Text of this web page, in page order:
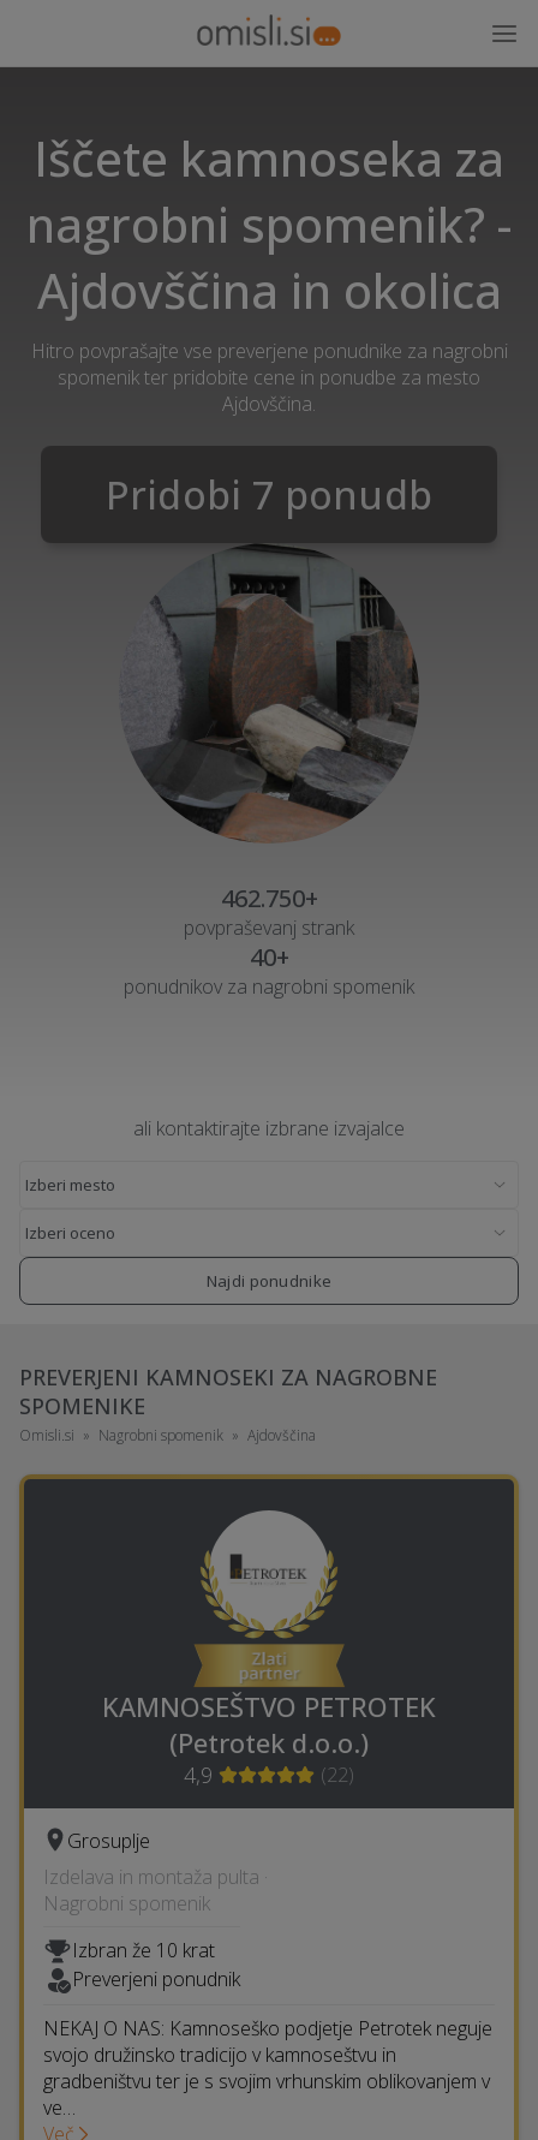
Iščete kamnoseka za
nagrobni spomenik? -
Ajdovščina in okolica
Hitro povprašajte vse preverjene ponudnike za nagrobni
spomenik ter pridobite cene in ponudbe za mesto
Ajdovščina.
Pridobi 7 ponudb
462.750+
povpraševanj strank
40+
ponudnikov za nagrobni spomenik
ali kontaktirajte izbrane izvajalce
Najdi ponudnike
PREVERJENI KAMNOSEKI ZA NAGROBNE
SPOMENIKE
Omisli.si Nagrobni spomenik Ajdovščina
KAMNOSEŠTVO PETROTEK
(Petrotek d.o.o.)
4,9 (22)
Grosuplje
Izdelava in montaža pulta ·
Nagrobni spomenik
Izbran že 10 krat
Preverjeni ponudnik
NEKAJ O NAS: Kamnoseško podjetje Petrotek neguje
svojo družinsko tradicijo v kamnoseštvu in
gradbeništvu ter je s svojim vrhunskim oblikovanjem v
ve…
Več